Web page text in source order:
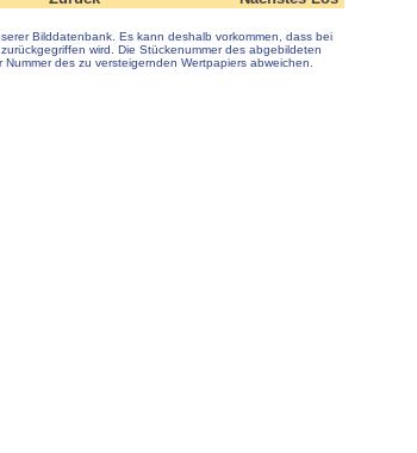
Bilddatenbank. Es kann deshalb vorkommen, dass bei
wird. Die Stückenummer des abgebildeten
des zu versteigernden Wertpapiers abweichen.